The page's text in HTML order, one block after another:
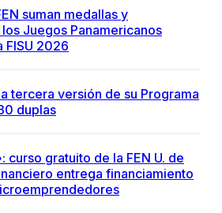
suman medallas y
Juegos Panamericanos
FISU 2026
tercera versión de su Programa
duplas
curso gratuito de la FEN U. de
entrega financiamiento